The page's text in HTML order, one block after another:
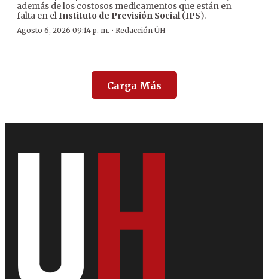
además de los costosos medicamentos que están en
falta en elInstituto de Previsión Social(IPS).
Agosto 6, 2026 09:14 p. m. · Redacción ÚH
Carga Más